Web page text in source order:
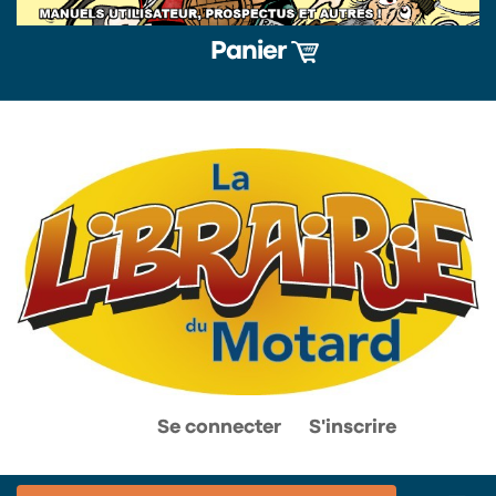
Panier
Se connecter S'inscrire